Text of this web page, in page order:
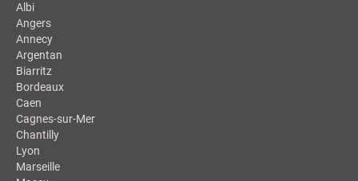
Albi
Angers
Annecy
Argentan
Biarritz
Bordeaux
Caen
Cagnes-sur-Mer
Chantilly
Lyon
Marseille